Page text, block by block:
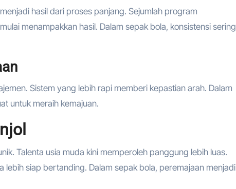
hasil dari proses panjang. Sejumlah program
menampakkan hasil. Dalam sepak bola, konsistensi sering
Sistem yang lebih rapi memberi kepastian arah. Dalam
untuk meraih kemajuan.
Talenta usia muda kini memperoleh panggung lebih luas.
siap bertanding. Dalam sepak bola, peremajaan menjadi